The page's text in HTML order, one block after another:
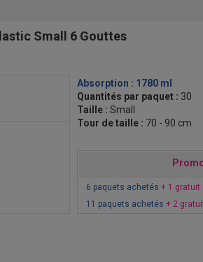
Small 6 Gouttes
Absorption : 1780 ml
Quantités par paquet : 30
Taille : Small
Tour de taille : 70 - 90 cm
6 paquets achetés + 1 gratuit
11 paquets achetés + 2